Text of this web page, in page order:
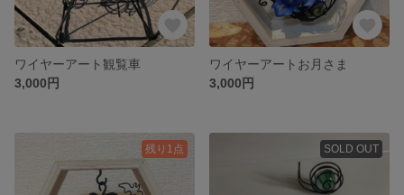
ワイヤーアート観覧車
3,000円
ワイヤーアートお月さま
3,000円
残り1点 SOLD OUT